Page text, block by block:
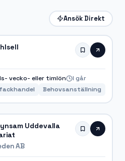
Ansök Direkt
vecko- eller timlön
I går
Behovsanställning
Uddevalla
AB